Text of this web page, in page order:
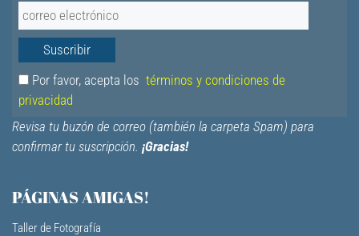
Por favor, acepta los términos y condiciones de
privacidad
Revisa tu buzón de correo (también la carpeta Spam) para
confirmar tu suscripción. ¡Gracias!
PÁGINAS AMIGAS!
Taller de Fotografía